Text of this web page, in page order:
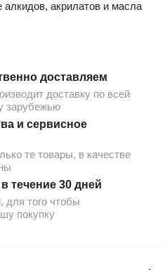
алкидов, акрилатов и масла
доставляем
доставку по всей
зарубежью
и сервисное
те товары, в качестве
течение 30 дней
для того чтобы
покупку